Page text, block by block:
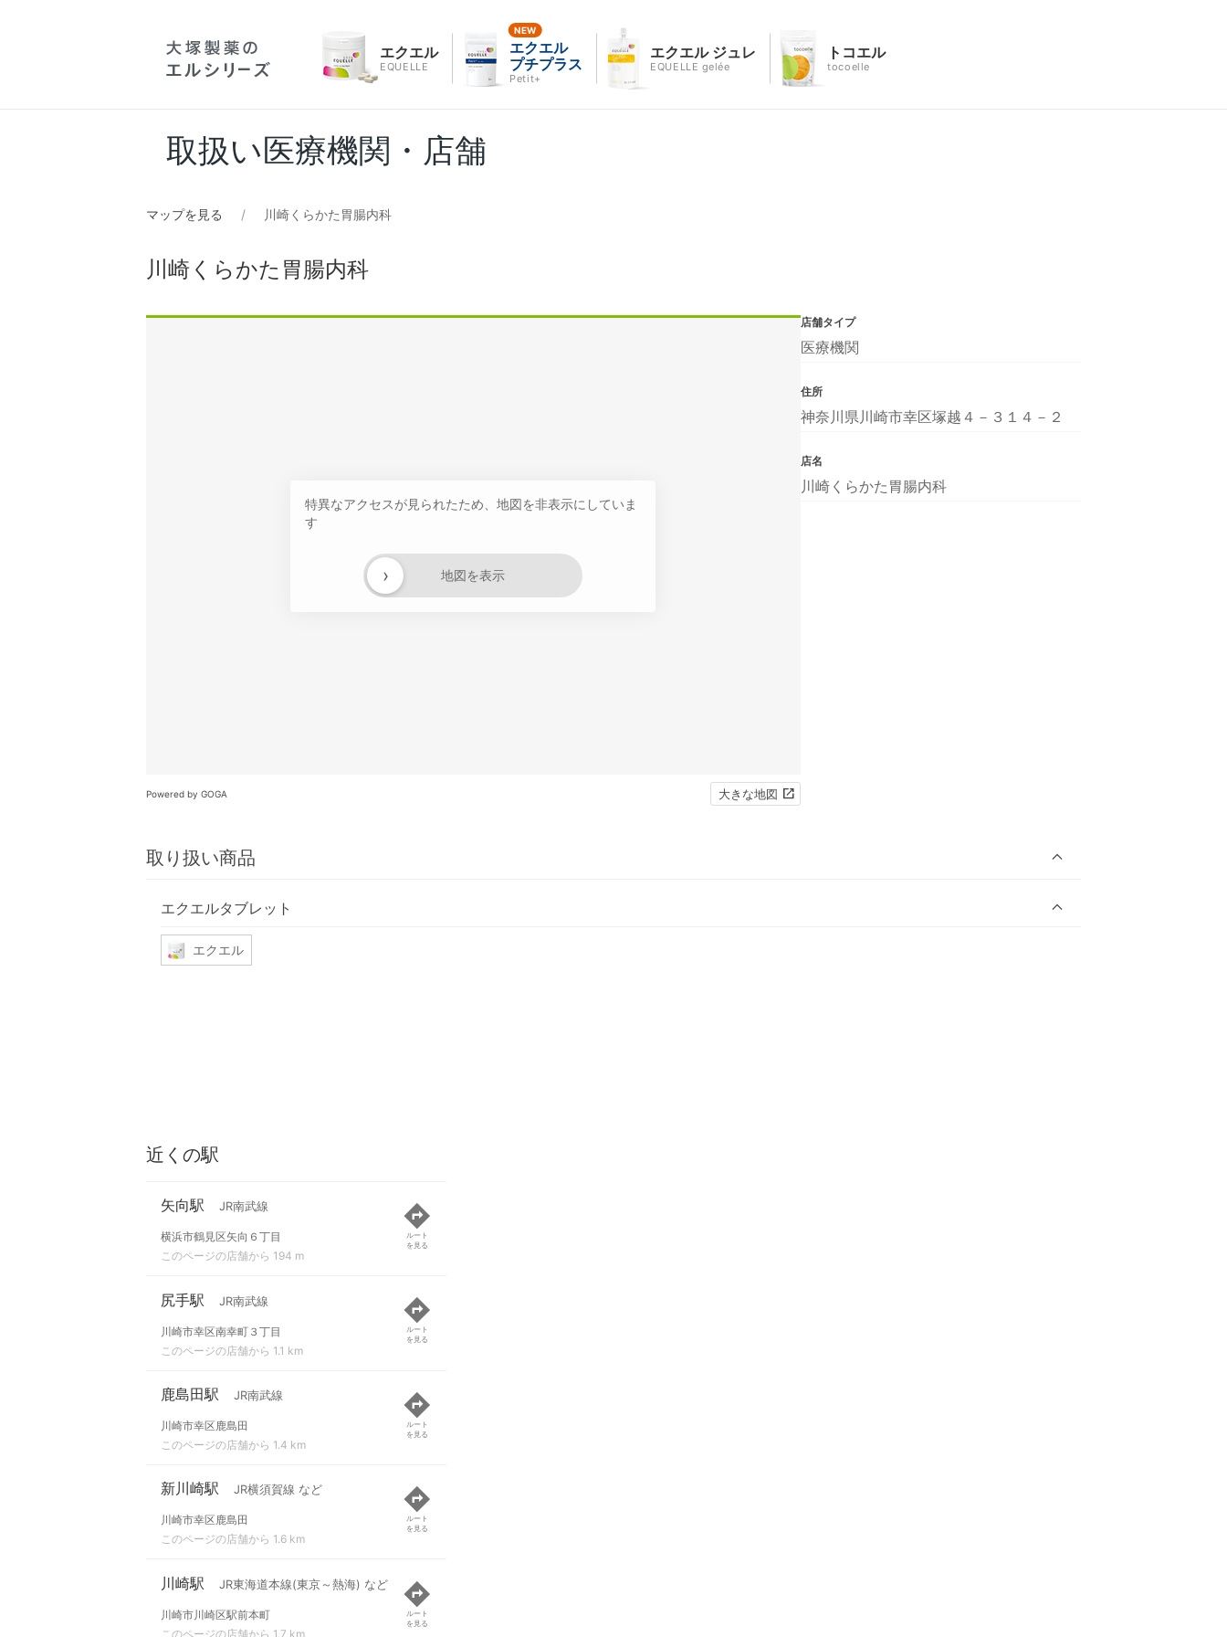
エクエル
EQUELLE
エクエル
プチプラス
Petit+
エクエル ジュレ
EQUELLE gelée
トコエル
tocoelle
取扱い医療機関・店舗
マップを見る 川崎くらかた胃腸内科
川崎くらかた胃腸内科
特異なアクセスが見られたため、地図を非表示にしていま
す
地図を表示
›
Powered by GOGA 大きな地図
取り扱い商品
エクエルタブレット
エクエル
店舗タイプ
医療機関
住所
神奈川県川崎市幸区塚越４－３１４－２
店名
川崎くらかた胃腸内科
近くの駅
矢向駅 JR南武線
横浜市鶴見区矢向６丁目
このページの店舗から 194 m
ルート
を見る
尻手駅 JR南武線
川崎市幸区南幸町３丁目
このページの店舗から 1.1 km
ルート
を見る
鹿島田駅 JR南武線
川崎市幸区鹿島田
このページの店舗から 1.4 km
ルート
を見る
新川崎駅 JR横須賀線 など
川崎市幸区鹿島田
このページの店舗から 1.6 km
ルート
を見る
川崎駅 JR東海道本線(東京～熱海) など
川崎市川崎区駅前本町
このページの店舗から 1.7 km
ルート
を見る